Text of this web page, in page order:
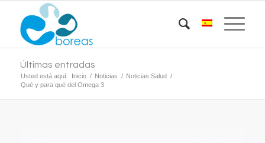
Últimas entradas
Usted está aquí: Inicio / Noticias / Noticias Salud /
Qué y para qué del Omega 3